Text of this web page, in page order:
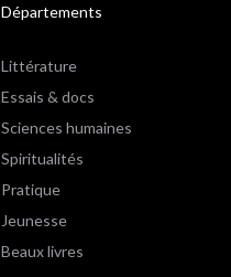
Départements
Littérature
Essais & docs
Sciences humaines
Spiritualités
Pratique
Jeunesse
Beaux livres